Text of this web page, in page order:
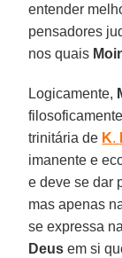
entender
pensadores
nos quais
Logicamente,
trinitária de K.
imanente e
e deve se dar
mas apenas
se expressa
Deus em si